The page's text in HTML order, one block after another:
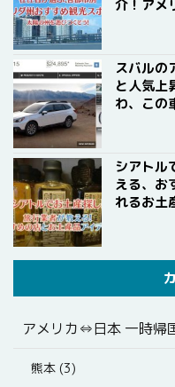
介！アメ
スバルの
と人気上
わ、この
シアトル
える、お
れるお土
アメリカ⇔日本 一時帰
熊本 (3)